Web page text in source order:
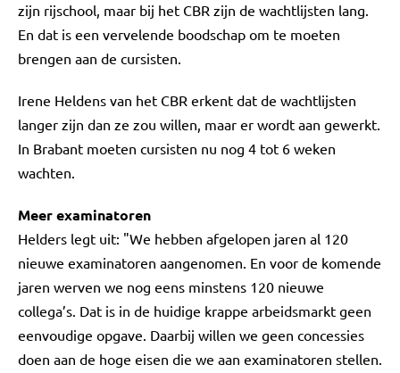
zijn rijschool, maar bij het CBR zijn de wachtlijsten lang.
En dat is een vervelende boodschap om te moeten
brengen aan de cursisten.
Irene Heldens van het CBR erkent dat de wachtlijsten
langer zijn dan ze zou willen, maar er wordt aan gewerkt.
In Brabant moeten cursisten nu nog 4 tot 6 weken
wachten.
Meer examinatoren
Helders legt uit: "We hebben afgelopen jaren al 120
nieuwe examinatoren aangenomen. En voor de komende
jaren werven we nog eens minstens 120 nieuwe
collega’s. Dat is in de huidige krappe arbeidsmarkt geen
eenvoudige opgave. Daarbij willen we geen concessies
doen aan de hoge eisen die we aan examinatoren stellen.